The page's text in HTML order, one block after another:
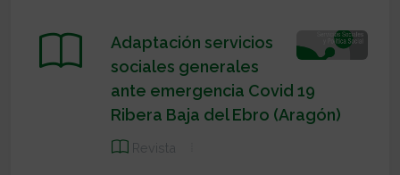
Adaptación servicios
sociales generales
ante emergencia Covid 19
Ribera Baja del Ebro (Aragón)
Revista